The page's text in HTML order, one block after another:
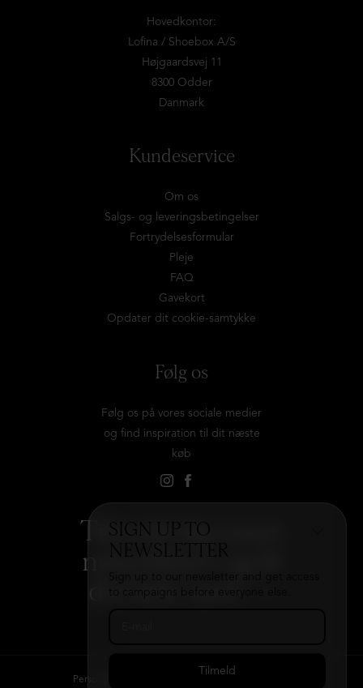
SIGN UP TO
Hovedkontor:
Lofina / Shoebox A/S
Højgaardsvej 11
8300 Odder
Danmark
Kundeservice
Om os
Salgs- og leveringsbetingelser
Fortrydelsesformular
Pleje
FAQ
Gavekort
Opdater dit cookie-samtykke
Følg os
Følg os på vores sociale medier
og find inspiration til dit næste
køb
Tilmeld dig vores
nyhedsbrev og få
Persondatapolitik